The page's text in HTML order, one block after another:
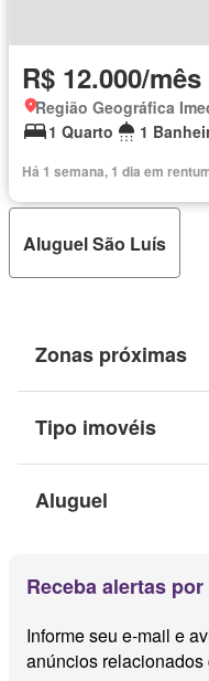
R$ 12.000/mês
Região Geográfica
1 Quarto
1
Há 1 semana, 1 dia em
Aluguel São Luís
Zonas próximas
Tipo imovéis
Aluguel
Receba alertas
Informe seu e-mail e
anúncios relacionados